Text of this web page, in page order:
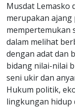
Musdat Lemasko
merupakan
mempertemukan
dalam melihat
dengan adat dan
bidang nilai-nilai
seni ukir dan
Hukum politik,
lingkungan hidup